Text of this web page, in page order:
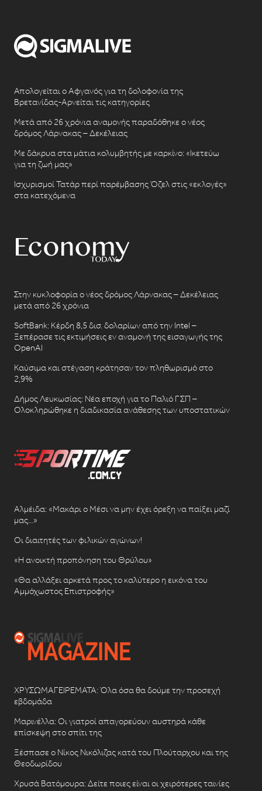
Απολογείται ο Αφγανός για τη δολοφονία της
Βρετανίδας-Αρνείται τις κατηγορίες
Μετά από 26 χρόνια αναμονής παραδόθηκε ο νέος
δρόμος Λάρνακας – Δεκέλειας
Με δάκρυα στα μάτια κολυμβητής με καρκίνο: «Ικετεύω
για τη ζωή μας»
Ισχυρισμοί Τατάρ περί παρέμβασης Όζελ στις «εκλογές»
στα κατεχόμενα
Στην κυκλοφορία ο νέος δρόμος Λάρνακας – Δεκέλειας
μετά από 26 χρόνια
SoftBank: Κέρδη 8,5 δισ. δολαρίων από την Intel –
Ξεπέρασε τις εκτιμήσεις εν αναμονή της εισαγωγής της
OpenAI
Καύσιμα και στέγαση κράτησαν τον πληθωρισμό στο
2,9%
Δήμος Λευκωσίας: Νέα εποχή για το Παλιό ΓΣΠ –
Ολοκληρώθηκε η διαδικασία ανάθεσης των υποστατικών
Αλμέιδα: «Μακάρι ο Μέσι να μην έχει όρεξη να παίξει μαζί
μας…»
Οι διαιτητές των φιλικών αγώνων!
«Η ανοικτή προπόνηση του Θρύλου»
«Θα αλλάξει αρκετά προς το καλύτερο η εικόνα του
Αμμόχωστος Επιστροφής»
ΧΡΥΣΩΜΑΓΕΙΡΕΜΑΤΑ: Όλα όσα θα δούμε την προσεχή
εβδομάδα
Μαρινέλλα: Οι γιατροί απαγορεύουν αυστηρά κάθε
επίσκεψη στο σπίτι της
Ξέσπασε ο Νίκος Νικόλιζας κατά του Πλούταρχου και της
Θεοδωρίδου
Χρυσά Βατόμουρα: Δείτε ποιες είναι οι χειρότερες ταινίες